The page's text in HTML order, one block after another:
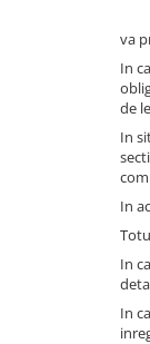
va
In
de
In
In
In
In